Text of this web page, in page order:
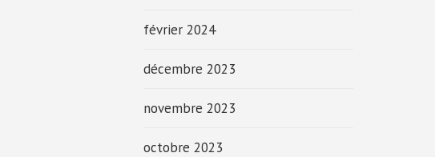
février 2024
décembre 2023
novembre 2023
octobre 2023